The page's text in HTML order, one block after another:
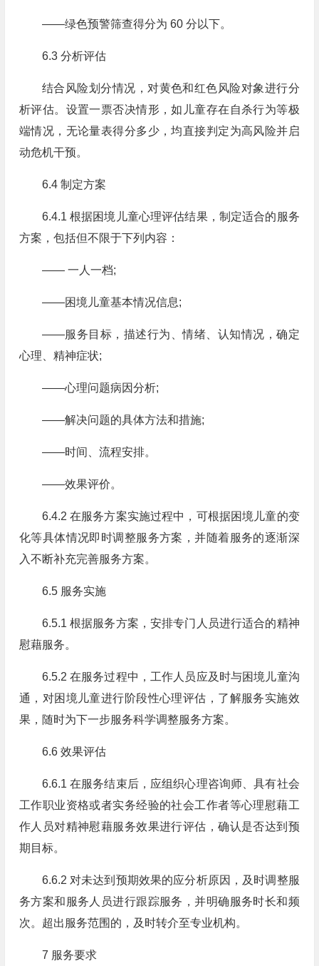
——绿色预警筛查得分为 60 分以下。
6.3 分析评估
结合风险划分情况，对黄色和红色风险对象进行分
析评估。设置一票否决情形，如儿童存在自杀行为等极
端情况，无论量表得分多少，均直接判定为高风险并启
动危机干预。
6.4 制定方案
6.4.1 根据困境儿童心理评估结果，制定适合的服务
方案，包括但不限于下列内容：
—— 一人一档;
——困境儿童基本情况信息;
——服务目标，描述行为、情绪、认知情况，确定
心理、精神症状;
——心理问题病因分析;
——解决问题的具体方法和措施;
——时间、流程安排。
——效果评价。
6.4.2 在服务方案实施过程中，可根据困境儿童的变
化等具体情况即时调整服务方案，并随着服务的逐渐深
入不断补充完善服务方案。
6.5 服务实施
6.5.1 根据服务方案，安排专门人员进行适合的精神
慰藉服务。
6.5.2 在服务过程中，工作人员应及时与困境儿童沟
通，对困境儿童进行阶段性心理评估，了解服务实施效
果，随时为下一步服务科学调整服务方案。
6.6 效果评估
6.6.1 在服务结束后，应组织心理咨询师、具有社会
工作职业资格或者实务经验的社会工作者等心理慰藉工
作人员对精神慰藉服务效果进行评估，确认是否达到预
期目标。
6.6.2 对未达到预期效果的应分析原因，及时调整服
务方案和服务人员进行跟踪服务，并明确服务时长和频
次。超出服务范围的，及时转介至专业机构。
7 服务要求